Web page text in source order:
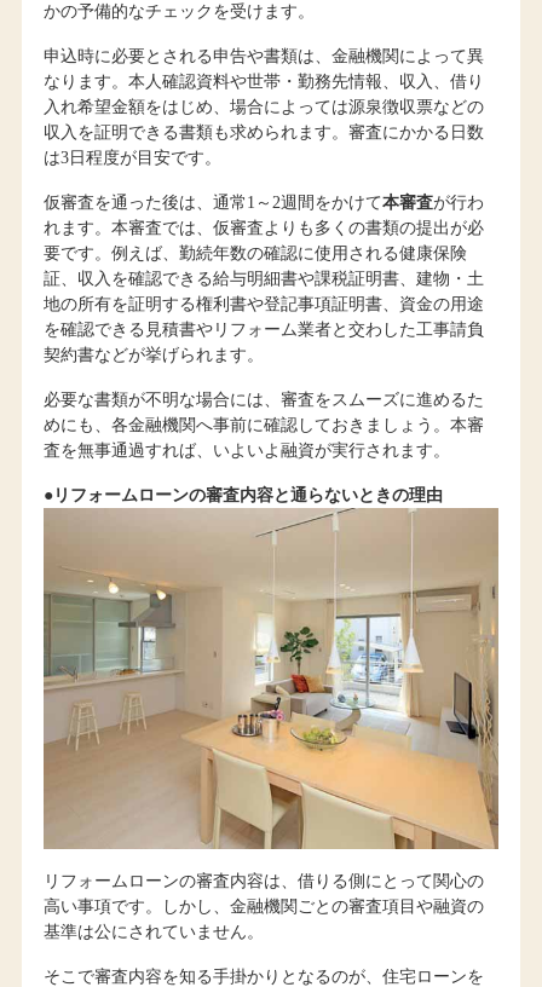
かの予備的なチェックを受けます。
申込時に必要とされる申告や書類は、金融機関によって異
なります。本人確認資料や世帯・勤務先情報、収入、借り
入れ希望金額をはじめ、場合によっては源泉徴収票などの
収入を証明できる書類も求められます。審査にかかる日数
は3日程度が目安です。
仮審査を通った後は、通常1～2週間をかけて本審査が行わ
れます。本審査では、仮審査よりも多くの書類の提出が必
要です。例えば、勤続年数の確認に使用される健康保険
証、収入を確認できる給与明細書や課税証明書、建物・土
地の所有を証明する権利書や登記事項証明書、資金の用途
を確認できる見積書やリフォーム業者と交わした工事請負
契約書などが挙げられます。
必要な書類が不明な場合には、審査をスムーズに進めるた
めにも、各金融機関へ事前に確認しておきましょう。本審
査を無事通過すれば、いよいよ融資が実行されます。
●リフォームローンの審査内容と通らないときの理由
リフォームローンの審査内容は、借りる側にとって関心の
高い事項です。しかし、金融機関ごとの審査項目や融資の
基準は公にされていません。
そこで審査内容を知る手掛かりとなるのが、住宅ローンを